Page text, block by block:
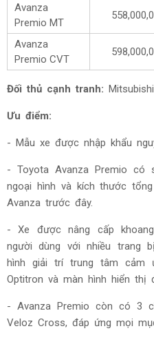
Avanza
Premio MT
Avanza
Premio CVT
Đối thủ cạnh tranh:
Ưu điểm:
- Mẫu xe được nhập khẩu
- Toyota Avanza Premio
ngoại hình và kích thước
Avanza trước đây.
- Xe được nâng cấp
người dùng với nhiều trang
hình giải trí trung tâm cảm
Optitron và màn hình hiển thị
- Avanza Premio còn có 3
Veloz Cross, đáp ứng mọi